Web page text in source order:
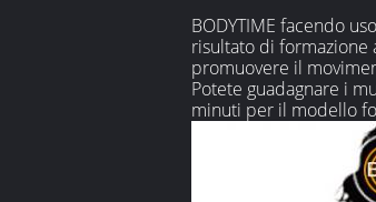
BODYTIME facendo
risultato di formazione
promuovere il
Potete guadagnare i
minuti per il modello